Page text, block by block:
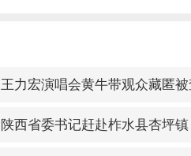
王力宏演唱会黄牛带观众藏匿
陕西省委书记赶赴柞水县杏坪镇